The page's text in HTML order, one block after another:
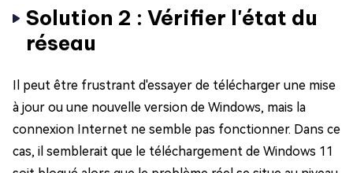
Solution 2 : Vérifier l'état du
réseau
Il peut être frustrant d'essayer de télécharger une mise
à jour ou une nouvelle version de Windows, mais la
connexion Internet ne semble pas fonctionner. Dans ce
cas, il semblerait que le téléchargement de Windows 11